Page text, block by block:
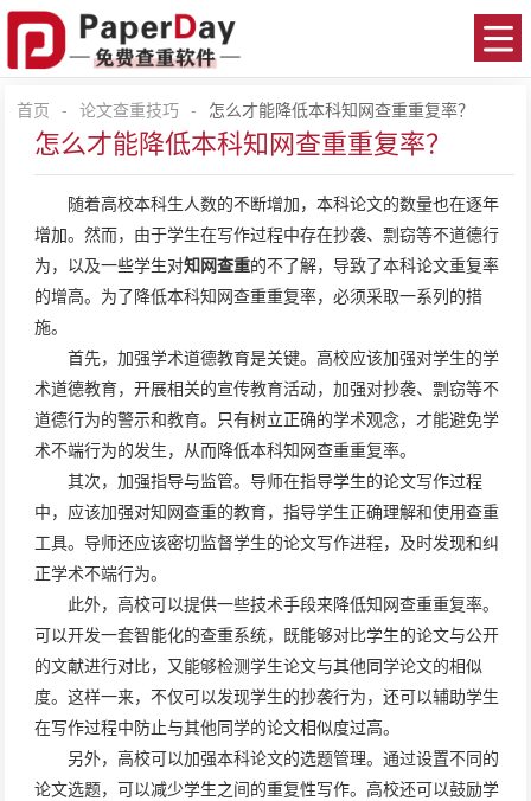
首页 - 论文查重技巧 - 怎么才能降低本科知网查重重复率？
怎么才能降低本科知网查重重复率？
随着高校本科生人数的不断增加，本科论文的数量也在逐年
增加。然而，由于学生在写作过程中存在抄袭、剽窃等不道德行
为，以及一些学生对知网查重的不了解，导致了本科论文重复率
的增高。为了降低本科知网查重重复率，必须采取一系列的措
施。
首先，加强学术道德教育是关键。高校应该加强对学生的学
术道德教育，开展相关的宣传教育活动，加强对抄袭、剽窃等不
道德行为的警示和教育。只有树立正确的学术观念，才能避免学
术不端行为的发生，从而降低本科知网查重重复率。
其次，加强指导与监管。导师在指导学生的论文写作过程
中，应该加强对知网查重的教育，指导学生正确理解和使用查重
工具。导师还应该密切监督学生的论文写作进程，及时发现和纠
正学术不端行为。
此外，高校可以提供一些技术手段来降低知网查重重复率。
可以开发一套智能化的查重系统，既能够对比学生的论文与公开
的文献进行对比，又能够检测学生论文与其他同学论文的相似
度。这样一来，不仅可以发现学生的抄袭行为，还可以辅助学生
在写作过程中防止与其他同学的论文相似度过高。
另外，高校可以加强本科论文的选题管理。通过设置不同的
论文选题，可以减少学生之间的重复性写作。高校还可以鼓励学